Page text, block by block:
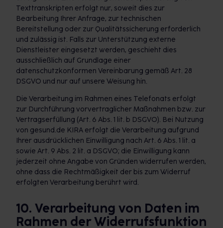
Texttranskripten erfolgt nur, soweit dies zur
Bearbeitung Ihrer Anfrage, zur technischen
Bereitstellung oder zur Qualitätssicherung erforderlich
und zulässig ist. Falls zur Unterstützung externe
Dienstleister eingesetzt werden, geschieht dies
ausschließlich auf Grundlage einer
datenschutzkonformen Vereinbarung gemäß Art. 28
DSGVO und nur auf unsere Weisung hin.
Die Verarbeitung im Rahmen eines Telefonats erfolgt
zur Durchführung vorvertraglicher Maßnahmen bzw. zur
Vertragserfüllung (Art. 6 Abs. 1 lit. b DSGVO). Bei Nutzung
von gesund.de KIRA erfolgt die Verarbeitung aufgrund
Ihrer ausdrücklichen Einwilligung nach Art. 6 Abs. 1 lit. a
sowie Art. 9 Abs. 2 lit. a DSGVO; die Einwilligung kann
jederzeit ohne Angabe von Gründen widerrufen werden,
ohne dass die Rechtmäßigkeit der bis zum Widerruf
erfolgten Verarbeitung berührt wird.
10. Verarbeitung von Daten im
Rahmen der Widerrufsfunktion